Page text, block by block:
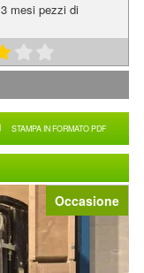
Occasione
STAMPA IN FORMATO PDF
mesi pezzi di